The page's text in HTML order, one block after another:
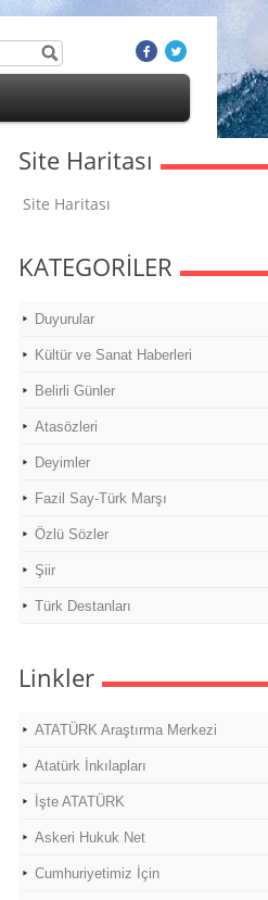
Site Haritası
Site Haritası
KATEGORİLER
Duyurular
Kültür ve Sanat Haberleri
Belirli Günler
Atasözleri
Deyimler
Fazil Say-Türk Marşı
Özlü Sözler
Şiir
Türk Destanları
Linkler
ATATÜRK Araştırma Merkezi
Atatürk İnkılapları
İşte ATATÜRK
Askeri Hukuk Net
Cumhuriyetimiz İçin